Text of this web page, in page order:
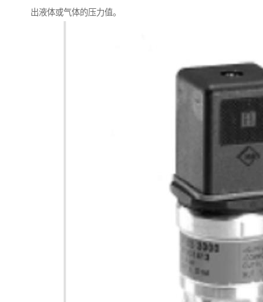
出液体或气体的压力值。